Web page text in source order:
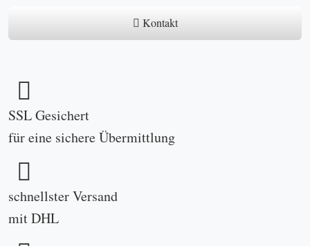
Kontakt
SSL Gesichert
für eine sichere Übermittlung
schnellster Versand
mit DHL